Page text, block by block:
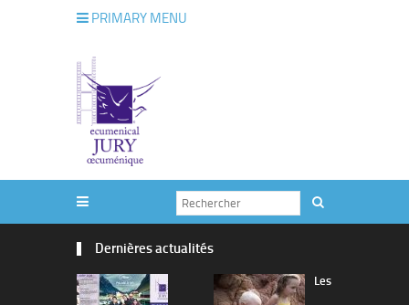
PRIMARY MENU
Dernières actualités
Les